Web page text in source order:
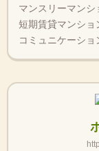
マンスリーマンシ
短期賃貸マンショ
コミュニケーショ